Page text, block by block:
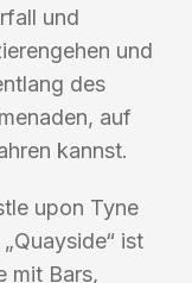
und
und
des
auf
kannst.
upon Tyne
ist
mit Bars,